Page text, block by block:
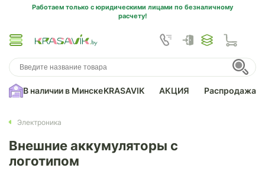
Работаем только с юридическими лицами по безналичному
расчету!
В наличии в МинскеKRASAVIK АКЦИЯ Распродажа
Электроника
Внешние аккумуляторы с
логотипом